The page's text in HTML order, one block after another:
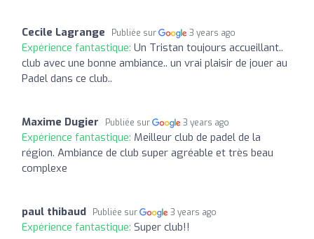
Cecile Lagrange Publiée sur 3 years ago
Expérience fantastique: Un Tristan toujours accueillant..
club avec une bonne ambiance.. un vrai plaisir de jouer au
Padel dans ce club..
Maxime Dugier Publiée sur 3 years ago
Expérience fantastique: Meilleur club de padel de la
région. Ambiance de club super agréable et très beau
complexe
paul thibaud Publiée sur 3 years ago
Expérience fantastique: Super club!!